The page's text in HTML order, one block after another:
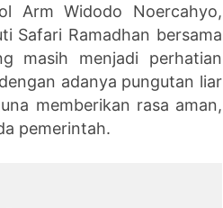
Arm Widodo Noercahyo,
Safari Ramadhan bersama
masih menjadi perhatian
adanya pungutan liar
memberikan rasa aman,
pemerintah.